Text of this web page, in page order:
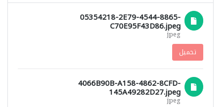
05354218-2E79-4544-8865-
C70E95F43D86.jpeg
jpeg
تحميل
4066B90B-A158-4862-8CFD-
145A49282D27.jpeg
jpeg